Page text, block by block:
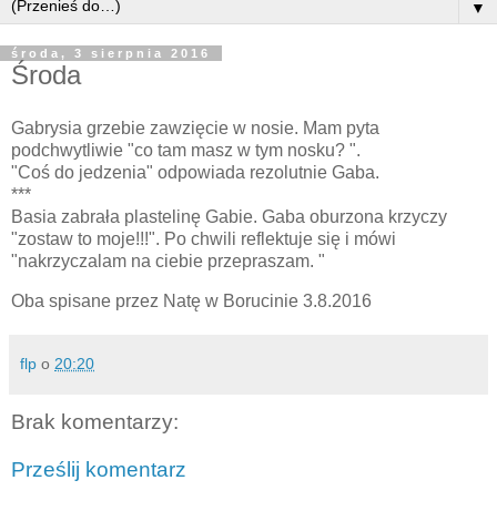
▼
środa, 3 sierpnia 2016
Środa
Gabrysia grzebie zawzięcie w nosie. Mam pyta
podchwytliwie "co tam masz w tym nosku? ".
"Coś do jedzenia" odpowiada rezolutnie Gaba.
***
Basia zabrała plastelinę Gabie. Gaba oburzona krzyczy
"zostaw to moje!!!". Po chwili reflektuje się i mówi
"nakrzyczalam na ciebie przepraszam. "
Oba spisane przez Natę w Borucinie 3.8.2016
flp o 20:20
Brak komentarzy:
Prześlij komentarz